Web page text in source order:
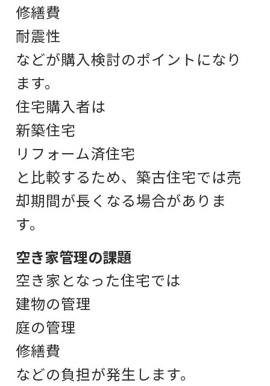
修繕費
耐震性
などが購入検討のポイントになり
ます。
住宅購入者は
新築住宅
リフォーム済住宅
と比較するため、 築古住宅では売
却期間が長くなる場合がありま
す。
空き家管理の課題
空き家となった住宅では
建物の管理
庭の管理
修繕費
などの負担が発生します。